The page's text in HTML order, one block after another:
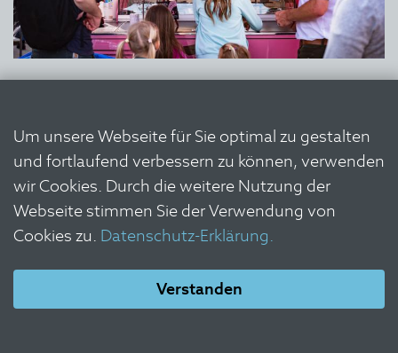
Um unsere Webseite für Sie optimal zu gestalten
und fortlaufend verbessern zu können, verwenden
wir Cookies. Durch die weitere Nutzung der
Webseite stimmen Sie der Verwendung von
Cookies zu. Datenschutz-Erklärung.
Verstanden